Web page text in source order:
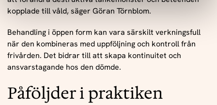
kopplade till våld, säger Göran Törnblom.
Behandling i öppen form kan vara särskilt verkningsfull
när den kombineras med uppföljning och kontroll från
frivården. Det bidrar till att skapa kontinuitet och
ansvarstagande hos den dömde.
Påföljder i praktiken